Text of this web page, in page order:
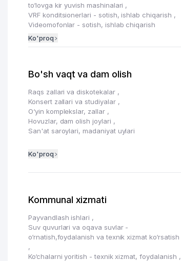
to‘lovga kir yuvish mashinalari ,
VRF konditsionerlari - sotish, ishlab chiqarish ,
Videomofonlar - sotish, ishlab chiqarish
Ko'proq
Bo'sh vaqt va dam olish
Raqs zallari va diskotekalar ,
Konsert zallari va studiyalar ,
O‘yin komplekslar, zallar ,
Hovuzlar, dam olish joylari ,
San'at saroylari, madaniyat uylari
Ko'proq
Kommunal xizmati
Payvandlash ishlari ,
Suv quvurlari va oqava suvlar -
o‘rnatish,foydalanish va texnik xizmat ko‘rsatish
,
Ko‘chalarni yoritish - texnik xizmat, foydalanish ,